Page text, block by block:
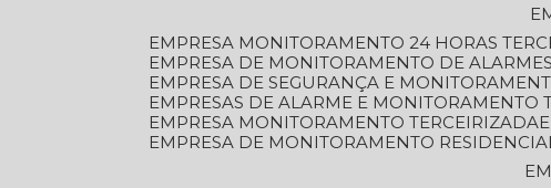
EMPRESA MONITORAMENTO 24 HORAS
EMPRESA DE MONITORAMENTO DE
EMPRESA DE SEGURANÇA E
EMPRESAS DE ALARME E MONITORAMENTO
EMPRESA MONITORAMENTO TERCEIRIZADA
EMPRESA DE MONITORAMENTO